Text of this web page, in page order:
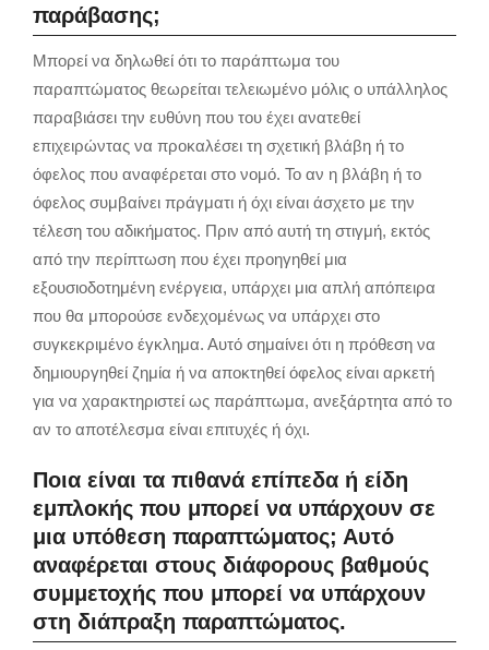
παράβασης;
Μπορεί να δηλωθεί ότι το παράπτωμα του
παραπτώματος θεωρείται τελειωμένο μόλις ο υπάλληλος
παραβιάσει την ευθύνη που του έχει ανατεθεί
επιχειρώντας να προκαλέσει τη σχετική βλάβη ή το
όφελος που αναφέρεται στο νομό. Το αν η βλάβη ή το
όφελος συμβαίνει πράγματι ή όχι είναι άσχετο με την
τέλεση του αδικήματος. Πριν από αυτή τη στιγμή, εκτός
από την περίπτωση που έχει προηγηθεί μια
εξουσιοδοτημένη ενέργεια, υπάρχει μια απλή απόπειρα
που θα μπορούσε ενδεχομένως να υπάρχει στο
συγκεκριμένο έγκλημα. Αυτό σημαίνει ότι η πρόθεση να
δημιουργηθεί ζημία ή να αποκτηθεί όφελος είναι αρκετή
για να χαρακτηριστεί ως παράπτωμα, ανεξάρτητα από το
αν το αποτέλεσμα είναι επιτυχές ή όχι.
Ποια είναι τα πιθανά επίπεδα ή είδη
εμπλοκής που μπορεί να υπάρχουν σε
μια υπόθεση παραπτώματος; Αυτό
αναφέρεται στους διάφορους βαθμούς
συμμετοχής που μπορεί να υπάρχουν
στη διάπραξη παραπτώματος.